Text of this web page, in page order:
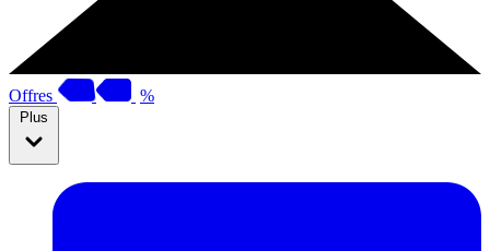
Offres %
Plus